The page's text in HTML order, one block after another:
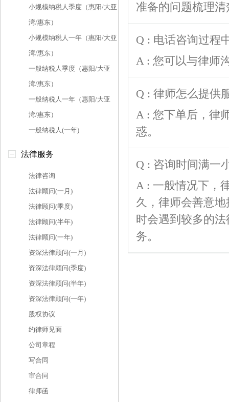
小规模纳税人季度（惠阳/大亚
湾/惠东）
小规模纳税人一年（惠阳/大亚
湾/惠东）
一般纳税人季度（惠阳/大亚
湾/惠东）
一般纳税人一年（惠阳/大亚
湾/惠东）
一般纳税人(一年)
法律服务
法律咨询
法律顾问(一月)
法律顾问(季度)
法律顾问(半年)
法律顾问(一年)
资深法律顾问(一月)
资深法律顾问(季度)
资深法律顾问(半年)
资深法律顾问(一年)
股权协议
约律师见面
公司章程
写合同
审合同
律师函
准备的问题梳理清
Q : 电话咨询过程
A : 您可以与律师
Q : 律师怎么提供
A : 您下单后，律
惑。
Q : 咨询时间满一
A : 一般情况下，
久，律师会善意
时会遇到较多的
务。